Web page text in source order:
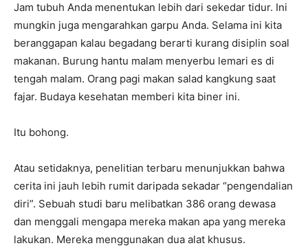
Jam tubuh Anda menentukan lebih dari sekedar tidur. Ini
mungkin juga mengarahkan garpu Anda. Selama ini kita
beranggapan kalau begadang berarti kurang disiplin soal
makanan. Burung hantu malam menyerbu lemari es di
tengah malam. Orang pagi makan salad kangkung saat
fajar. Budaya kesehatan memberi kita biner ini.
Itu bohong.
Atau setidaknya, penelitian terbaru menunjukkan bahwa
cerita ini jauh lebih rumit daripada sekadar “pengendalian
diri”. Sebuah studi baru melibatkan 386 orang dewasa
dan menggali mengapa mereka makan apa yang mereka
lakukan. Mereka menggunakan dua alat khusus.